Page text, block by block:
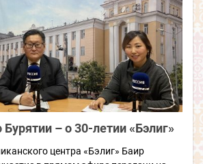
– о 30-летии «Бэлиг»
центра «Бэлиг» Баир